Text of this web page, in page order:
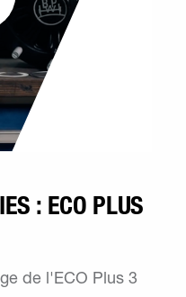
: ECO PLUS
de l'ECO Plus 3